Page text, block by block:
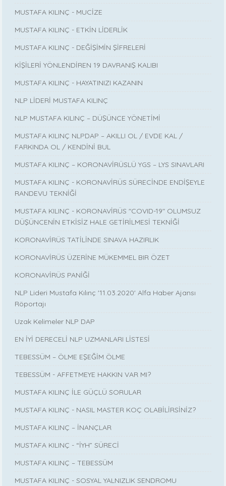
MUSTAFA KILINÇ - MUCİZE
MUSTAFA KILINÇ - ETKİN LİDERLİK
MUSTAFA KILINÇ - DEĞİŞİMİN ŞİFRELERİ
KİŞİLERİ YÖNLENDİREN 19 DAVRANIŞ KALIBI
MUSTAFA KILINÇ - HAYATINIZI KAZANIN
NLP LİDERİ MUSTAFA KILINÇ
NLP MUSTAFA KILINÇ – DÜŞÜNCE YÖNETİMİ
MUSTAFA KILINÇ NLPDAP – AKILLI OL / EVDE KAL /
FARKINDA OL / KENDİNİ BUL
MUSTAFA KILINÇ – KORONAVİRÜSLÜ YGS – LYS SINAVLARI
MUSTAFA KILINÇ - KORONAVİRÜS SÜRECİNDE ENDİŞEYLE
RANDEVU TEKNİĞİ
MUSTAFA KILINÇ - KORONAVİRÜS "COVID-19" OLUMSUZ
DÜŞÜNCENİN ETKİSİZ HALE GETİRİLMESİ TEKNİĞİ
KORONAVİRÜS TATİLİNDE SINAVA HAZIRLIK
KORONAVİRÜS ÜZERİNE MÜKEMMEL BIR ÖZET
KORONAVİRÜS PANİĞİ
NLP Lideri Mustafa Kılınç '11.03.2020' Alfa Haber Ajansı
Röportajı
Uzak Kelimeler NLP DAP
EN İYİ DERECELİ NLP UZMANLARI LİSTESİ
TEBESSÜM – ÖLME EŞEĞİM ÖLME
TEBESSÜM - AFFETMEYE HAKKIN VAR MI?
MUSTAFA KILINÇ İLE GÜÇLÜ SORULAR
MUSTAFA KILINÇ - NASIL MASTER KOÇ OLABİLİRSİNİZ?
MUSTAFA KILINÇ – İNANÇLAR
MUSTAFA KILINÇ - “İYH” SÜRECİ
MUSTAFA KILINÇ – TEBESSÜM
MUSTAFA KILINÇ - SOSYAL YALNIZLIK SENDROMU